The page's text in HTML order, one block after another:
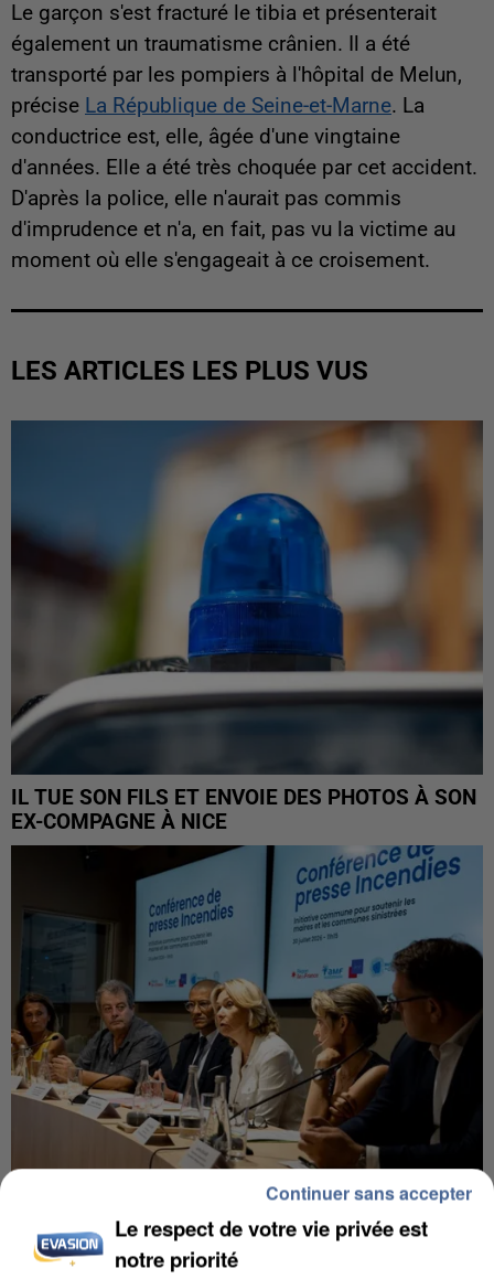
Le garçon s'est fracturé le tibia et présenterait
également un traumatisme crânien. Il a été
transporté par les pompiers à l'hôpital de Melun,
précise La République de Seine-et-Marne. La
conductrice est, elle, âgée d'une vingtaine
d'années. Elle a été très choquée par cet accident.
D'après la police, elle n'aurait pas commis
d'imprudence et n'a, en fait, pas vu la victime au
moment où elle s'engageait à ce croisement.
LES ARTICLES LES PLUS VUS
IL TUE SON FILS ET ENVOIE DES PHOTOS À SON
EX-COMPAGNE À NICE
INCENDIES : L’ÎLE-DE-FRANCE LANCE UN ÉLAN
DE SOLIDARITÉ AVEC LES...
Le respect de votre vie privée est
notre priorité
Continuer sans accepter